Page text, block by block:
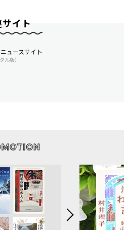
イト
ュースサイト
ル版）